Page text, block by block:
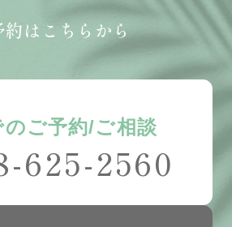
約はこちらから
のご予約/ご相談
625-2560